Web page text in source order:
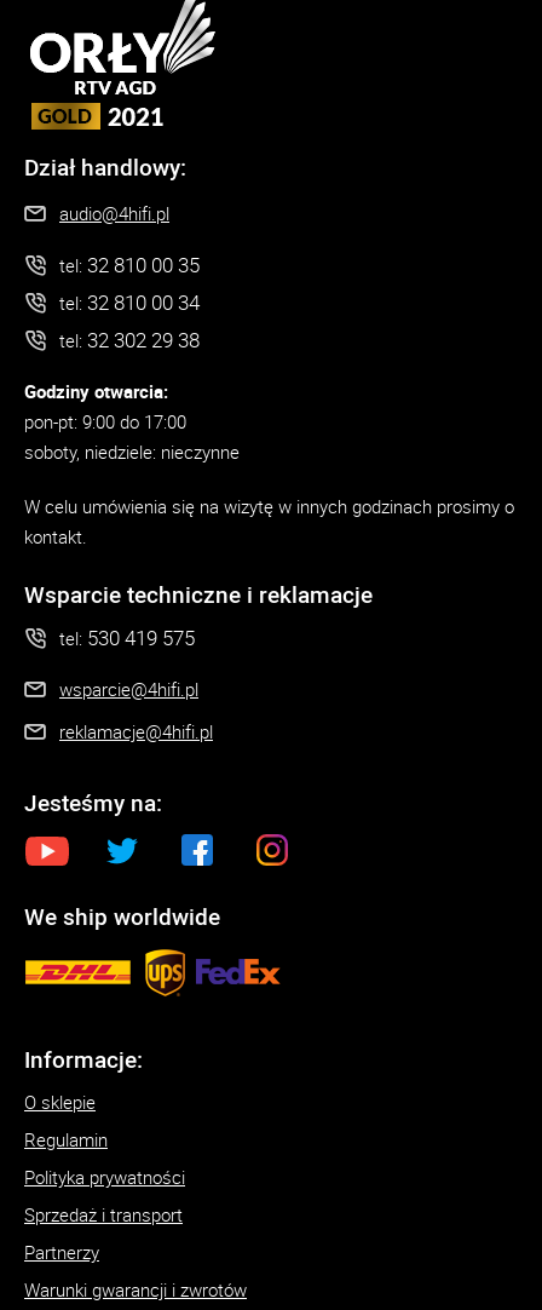
Dział handlowy:
audio@4hifi.pl
tel: 32 810 00 35
tel: 32 810 00 34
tel: 32 302 29 38
Godziny otwarcia:
pon-pt: 9:00 do 17:00
soboty, niedziele: nieczynne
W celu umówienia się na wizytę w innych godzinach prosimy o
kontakt.
Wsparcie techniczne i reklamacje
tel: 530 419 575
wsparcie@4hifi.pl
reklamacje@4hifi.pl
Jesteśmy na:
We ship worldwide
Informacje:
O sklepie
Regulamin
Polityka prywatności
Sprzedaż i transport
Partnerzy
Warunki gwarancji i zwrotów